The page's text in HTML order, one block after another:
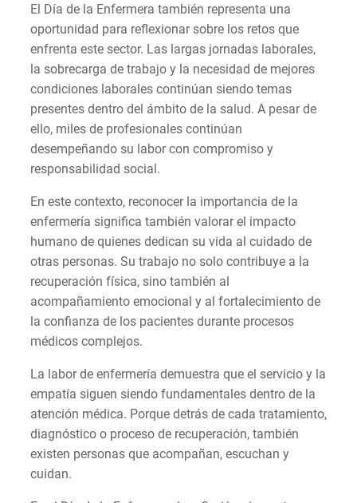
El Día de la Enfermera también representa una
oportunidad para reflexionar sobre los retos que
enfrenta este sector. Las largas jornadas laborales,
la sobrecarga de trabajo y la necesidad de mejores
condiciones laborales continúan siendo temas
presentes dentro del ámbito de la salud. A pesar de
ello, miles de profesionales continúan
desempeñando su labor con compromiso y
responsabilidad social.
En este contexto, reconocer la importancia de la
enfermería significa también valorar el impacto
humano de quienes dedican su vida al cuidado de
otras personas. Su trabajo no solo contribuye a la
recuperación física, sino también al
acompañamiento emocional y al fortalecimiento de
la confianza de los pacientes durante procesos
médicos complejos.
La labor de enfermería demuestra que el servicio y la
empatía siguen siendo fundamentales dentro de la
atención médica. Porque detrás de cada tratamiento,
diagnóstico o proceso de recuperación, también
existen personas que acompañan, escuchan y
cuidan.